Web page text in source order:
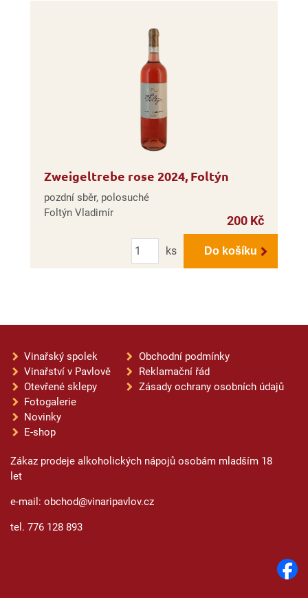
Zweigeltrebe rose 2024, Foltýn
pozdní sběr, polosuché
Foltýn Vladimír
200 Kč
Počet
ks
Do košíku
Vinařský spolek
Vinařství v Pavlově
Otevřené sklepy
Fotogalerie
Novinky
E-shop
Obchodní podmínky
Reklamační řád
Zásady ochrany osobních údajů
Zákaz prodeje alkoholických nápojů osobám mladším 18
let
e-mail: obchod@vinaripavlov.cz
tel. 776 128 893